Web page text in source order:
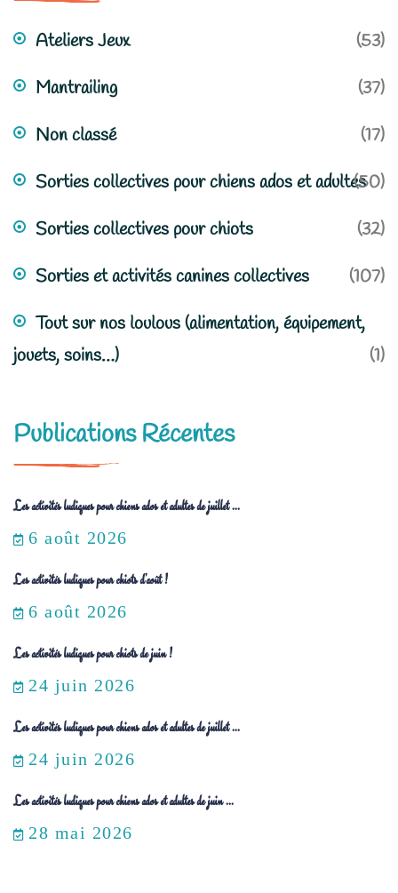
Ateliers Jeux
(53)
Mantrailing
(37)
Non classé
(17)
Sorties collectives pour chiens ados et adultes(50)
Sorties collectives pour chiots
(32)
Sorties et activités canines collectives
(107)
Tout sur nos loulous (alimentation, équipement,
jouets, soins…)
(1)
Publications Récentes
Les activités ludiques pour chiens ados et adultes de juillet ...
6 août 2026
Les activités ludiques pour chiots d’août !
6 août 2026
Les activités ludiques pour chiots de juin !
24 juin 2026
Les activités ludiques pour chiens ados et adultes de juillet ...
24 juin 2026
Les activités ludiques pour chiens ados et adultes de juin ...
28 mai 2026